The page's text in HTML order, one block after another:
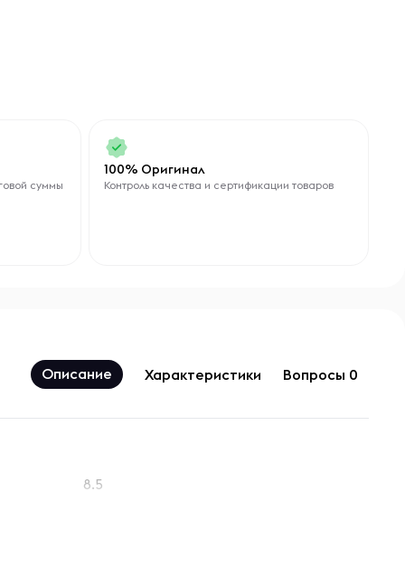
суммы
100% Оригинал
Контроль качества и сертификации товаров
Описание Характеристики Вопросы 0
8.5